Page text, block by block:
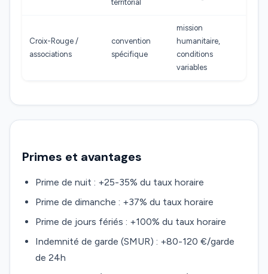
territorial
Croix-Rouge /
associations
convention
spécifique
mission
humanitaire,
conditions
variables
Primes et avantages
Prime de nuit : +25-35% du taux horaire
Prime de dimanche : +37% du taux horaire
Prime de jours fériés : +100% du taux horaire
Indemnité de garde (SMUR) : +80-120 €/garde
de 24h